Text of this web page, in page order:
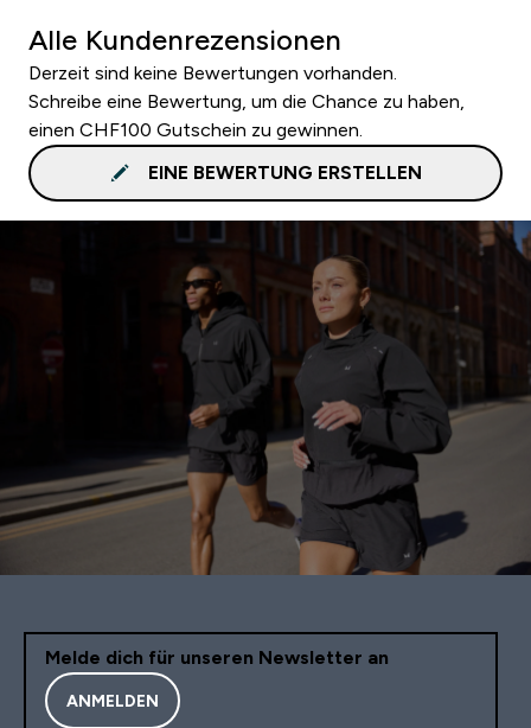
Alle Kundenrezensionen
Derzeit sind keine Bewertungen vorhanden.
Schreibe eine Bewertung, um die Chance zu haben,
einen CHF100 Gutschein zu gewinnen.
EINE BEWERTUNG ERSTELLEN
Melde dich für unseren Newsletter an
ANMELDEN